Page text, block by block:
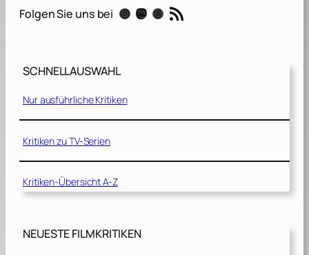
Folgen Sie uns bei Instagram Mastodon Threads RSS-Feed
SCHNELLAUSWAHL
Nur ausführliche Kritiken
Kritiken zu TV-Serien
Kritiken-Übersicht A-Z
NEUESTE FILMKRITIKEN